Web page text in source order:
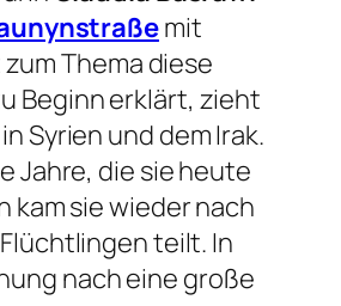
mit
Thema diese
Beginn erklärt, zieht
Syrien und dem Irak.
Jahre, die sie heute
kam sie wieder nach
teilt. In
nach eine große